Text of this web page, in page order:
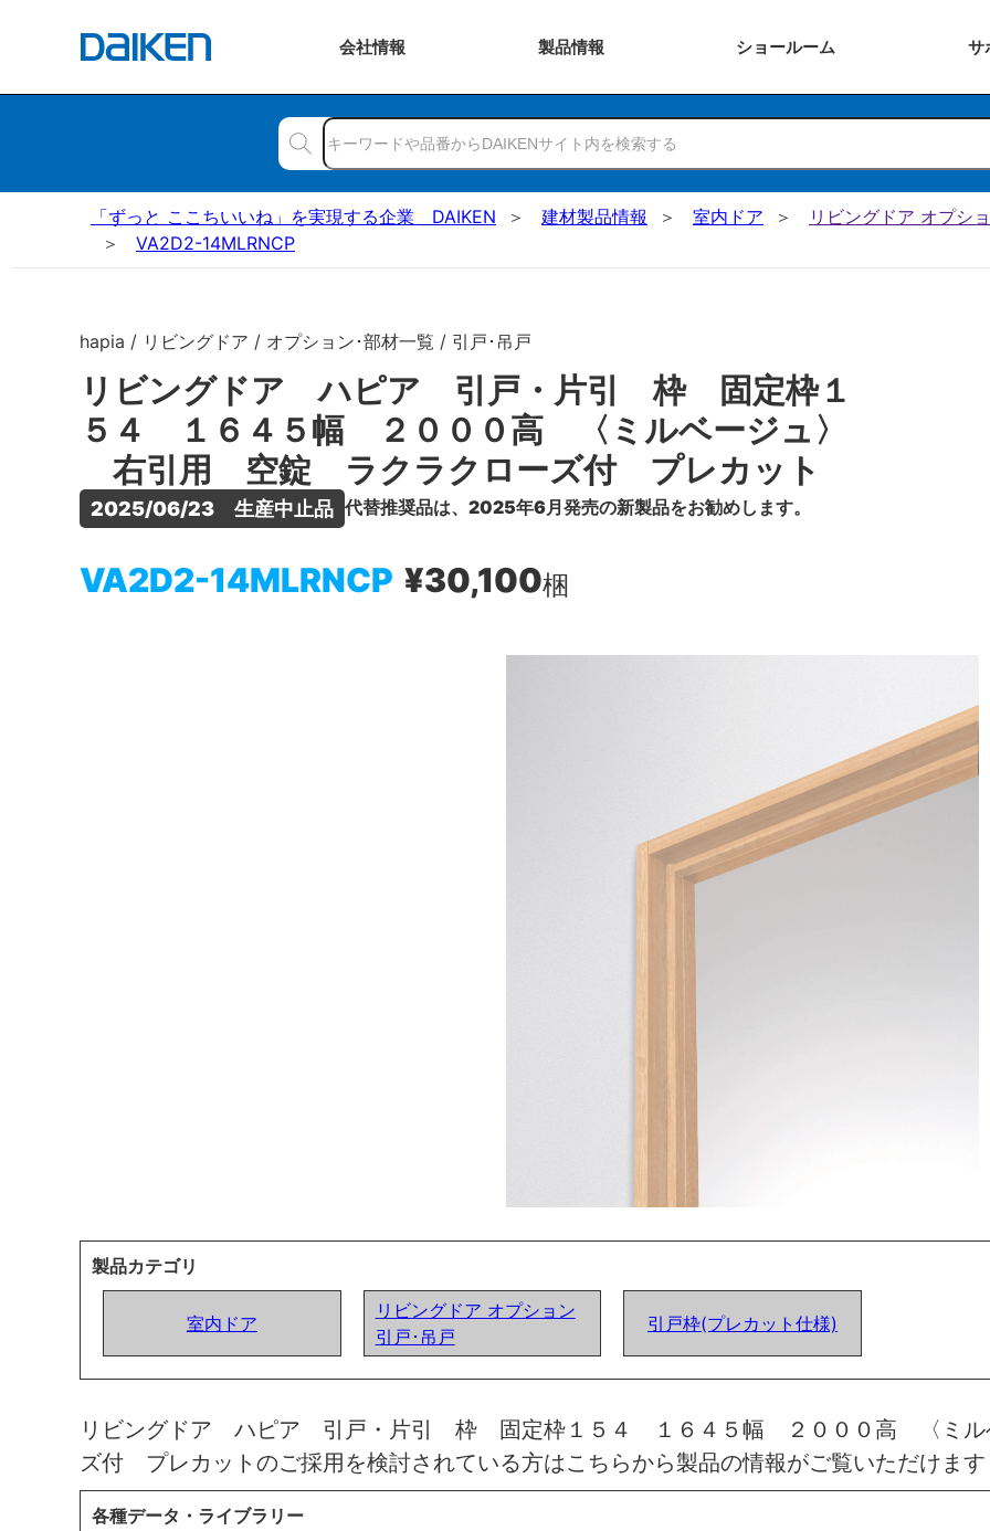
会社情報 製品情報 ショールーム サ
「ずっと ここちいいね」を実現する企業 DAIKEN 建材製品情報 室内ドア
リビングドア オプシ
VA2D2-14MLRNCP
hapia / リビングドア / オプション･部材一覧 / 引戸･吊戸
リビングドア ハピア 引戸・片引 枠 固定枠１
５４ １６４５幅 ２０００高 〈ミルベージュ〉
右引用 空錠 ラクラクローズ付 プレカット
2025/06/23　生産中止品 代替推奨品は、2025年6月発売の新製品をお勧めします。
VA2D2-14MLRNCP ¥30,100梱
製品カテゴリ
室内ドア
リビングドア オプション
引戸･吊戸
引戸枠(プレカット仕様)
リビングドア ハピア 引戸・片引 枠 固定枠１５４ １６４５幅 ２０００高 〈ミ
ズ付 プレカットのご採用を検討されている方はこちらから製品の情報がご覧いただけます
各種データ・ライブラリー